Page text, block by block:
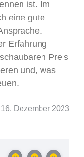
ist. Im
eine gute
Erfahrung
Preis
und, was
Dezember 2023